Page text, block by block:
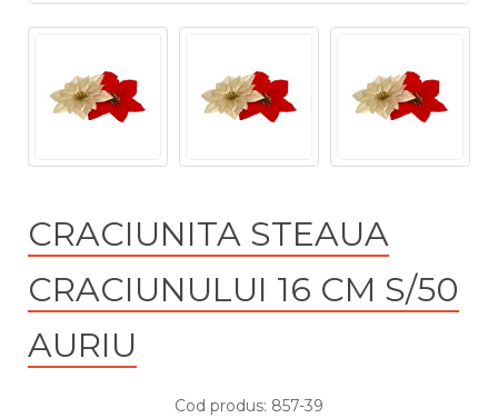
CRACIUNITA STEAUA
CRACIUNULUI 16 CM S/50
AURIU
Cod produs: 857-39